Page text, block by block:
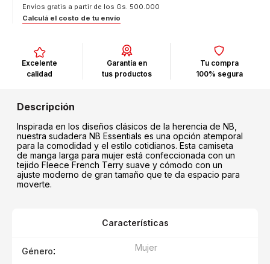
Envíos gratis a partir de los Gs. 500.000
Calculá el costo de tu envío
Excelente
calidad
Garantía en
tus productos
Tu compra
100% segura
Inspirada en los diseños clásicos de la herencia de NB,
nuestra sudadera NB Essentials es una opción atemporal
para la comodidad y el estilo cotidianos. Esta camiseta
de manga larga para mujer está confeccionada con un
tejido Fleece French Terry suave y cómodo con un
ajuste moderno de gran tamaño que te da espacio para
moverte.
Características
Género: Mujer